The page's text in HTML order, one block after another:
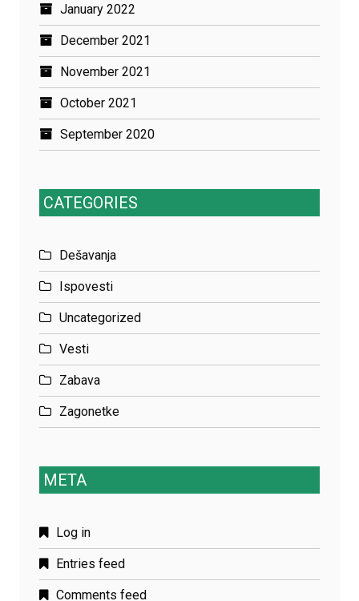
January 2022
December 2021
November 2021
October 2021
September 2020
CATEGORIES
Dešavanja
Ispovesti
Uncategorized
Vesti
Zabava
Zagonetke
META
Log in
Entries feed
Comments feed